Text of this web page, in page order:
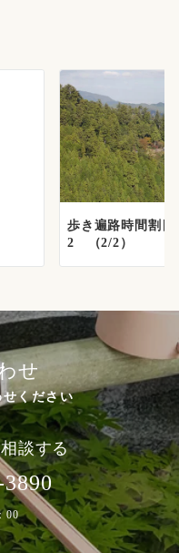
歩き遍路時間割
2 （2/2）
せ
せください
談する
3890
00